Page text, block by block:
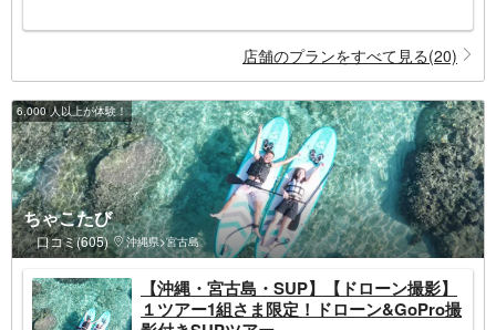
店舗のプランをすべて見る(20)
6,000 人以上が体験！
ちゃこたび
口コミ(605) 沖縄県>宮古島
【沖縄・宮古島・SUP】【ドローン撮影】
１ツアー1組さま限定！ドローン&GoPro撮